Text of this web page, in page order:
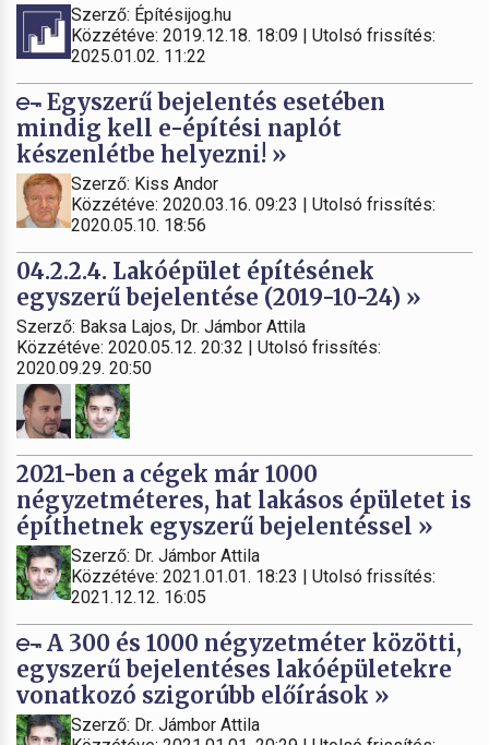
Szerző: Építésijog.hu
Közzétéve: 2019.12.18. 18:09 | Utolsó frissítés:
2025.01.02. 11:22
Egyszerű bejelentés esetében
mindig kell e-építési naplót
készenlétbe helyezni! »
Szerző: Kiss Andor
Közzétéve: 2020.03.16. 09:23 | Utolsó frissítés:
2020.05.10. 18:56
04.2.2.4. Lakóépület építésének
egyszerű bejelentése (2019-10-24) »
Szerző: Baksa Lajos, Dr. Jámbor Attila
Közzétéve: 2020.05.12. 20:32 | Utolsó frissítés:
2020.09.29. 20:50
2021-ben a cégek már 1000
négyzetméteres, hat lakásos épületet is
építhetnek egyszerű bejelentéssel »
Szerző: Dr. Jámbor Attila
Közzétéve: 2021.01.01. 18:23 | Utolsó frissítés:
2021.12.12. 16:05
A 300 és 1000 négyzetméter közötti,
egyszerű bejelentéses lakóépületekre
vonatkozó szigorúbb előírások »
Szerző: Dr. Jámbor Attila